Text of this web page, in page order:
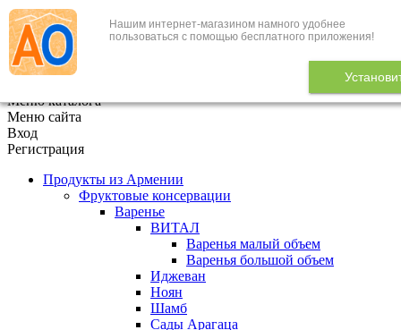
Нашим интернет-магазином намного удобнее
пользоваться с помощью бесплатного приложения!
+7 (495) 646-888-1
В корзине 0
Меню каталога
Меню сайта
Вход
Регистрация
Продукты из Армении
Фруктовые консервации
Варенье
ВИТАЛ
Варенья малый объем
Варенья большой объем
Иджеван
Ноян
Шамб
Сады Арагаца